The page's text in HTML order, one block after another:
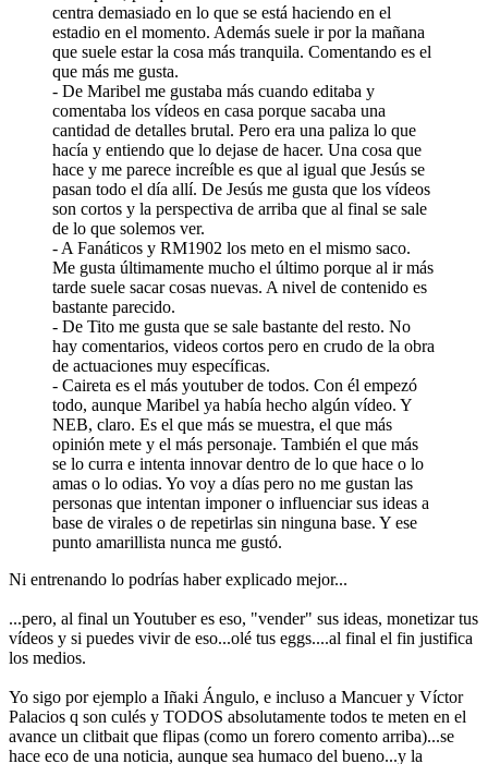
centra demasiado en lo que se está haciendo en el
estadio en el momento. Además suele ir por la mañana
que suele estar la cosa más tranquila. Comentando es el
que más me gusta.
- De Maribel me gustaba más cuando editaba y
comentaba los vídeos en casa porque sacaba una
cantidad de detalles brutal. Pero era una paliza lo que
hacía y entiendo que lo dejase de hacer. Una cosa que
hace y me parece increíble es que al igual que Jesús se
pasan todo el día allí. De Jesús me gusta que los vídeos
son cortos y la perspectiva de arriba que al final se sale
de lo que solemos ver.
- A Fanáticos y RM1902 los meto en el mismo saco.
Me gusta últimamente mucho el último porque al ir más
tarde suele sacar cosas nuevas. A nivel de contenido es
bastante parecido.
- De Tito me gusta que se sale bastante del resto. No
hay comentarios, videos cortos pero en crudo de la obra
de actuaciones muy específicas.
- Caireta es el más youtuber de todos. Con él empezó
todo, aunque Maribel ya había hecho algún vídeo. Y
NEB, claro. Es el que más se muestra, el que más
opinión mete y el más personaje. También el que más
se lo curra e intenta innovar dentro de lo que hace o lo
amas o lo odias. Yo voy a días pero no me gustan las
personas que intentan imponer o influenciar sus ideas a
base de virales o de repetirlas sin ninguna base. Y ese
punto amarillista nunca me gustó.
Ni entrenando lo podrías haber explicado mejor...
...pero, al final un Youtuber es eso, "vender" sus ideas, monetizar tus
vídeos y si puedes vivir de eso...olé tus eggs....al final el fin justifica
los medios.
Yo sigo por ejemplo a Iñaki Ángulo, e incluso a Mancuer y Víctor
Palacios q son culés y TODOS absolutamente todos te meten en el
avance un clitbait que flipas (como un forero comento arriba)...se
hace eco de una noticia, aunque sea humaco del bueno...y la